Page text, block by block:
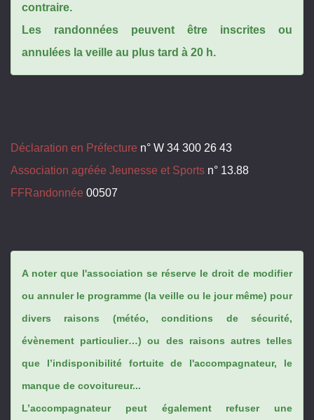
contraire.
Les randonnées peuvent être inscrites ou
annulées la veille au plus tard à 20 h.
Déclaration en Préfecture n° W 34 300 26 43
Association agréée Jeunesse et Sports n° 13.88
FFRandonnée 00507
A noter que l'association se réserve le droit de modifier
ou annuler le programme (la veille ou le jour même) pour
divers raisons (météo, conditions de sécurité,
évènement particulier…) ou des raisons autres telles
que l’indisponibilité fortuite de l'accompagnateur, le
manque de covoitureur...
L’accompagnateur peut également refuser une